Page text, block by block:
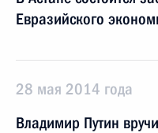
Евразийского
28 мая 2014 года
Владимир Путин